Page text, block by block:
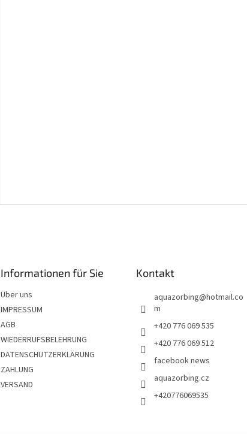
Informationen für Sie
Über uns
IMPRESSUM
AGB
WIEDERRUFSBELEHRUNG
DATENSCHUTZERKLÄRUNG
ZAHLUNG
VERSAND
Kontakt
aquazorbing@hotmail.co
m
+420 776 069 535
+420 776 069 512
facebook news
aquazorbing.cz
+420776069535